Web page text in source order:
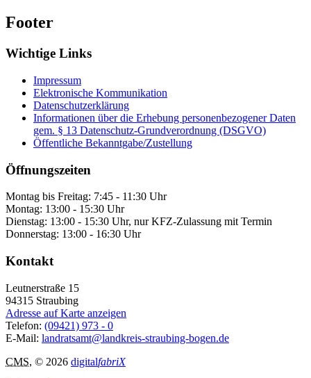
Footer
Wichtige Links
Impressum
Elektronische Kommunikation
Datenschutzerklärung
Informationen über die Erhebung personenbezogener Daten
gem. § 13 Datenschutz-Grundverordnung (DSGVO)
Öffentliche Bekanntgabe/Zustellung
Öffnungszeiten
Montag bis Freitag: 7:45 - 11:30 Uhr
Montag: 13:00 - 15:30 Uhr
Dienstag: 13:00 - 15:30 Uhr, nur KFZ-Zulassung mit Termin
Donnerstag: 13:00 - 16:30 Uhr
Kontakt
Leutnerstraße 15
94315 Straubing
Adresse auf Karte anzeigen
Telefon: (09421) 973 - 0
E-Mail: landratsamt@landkreis-straubing-bogen.de
CMS, © 2026 digitalfabriX